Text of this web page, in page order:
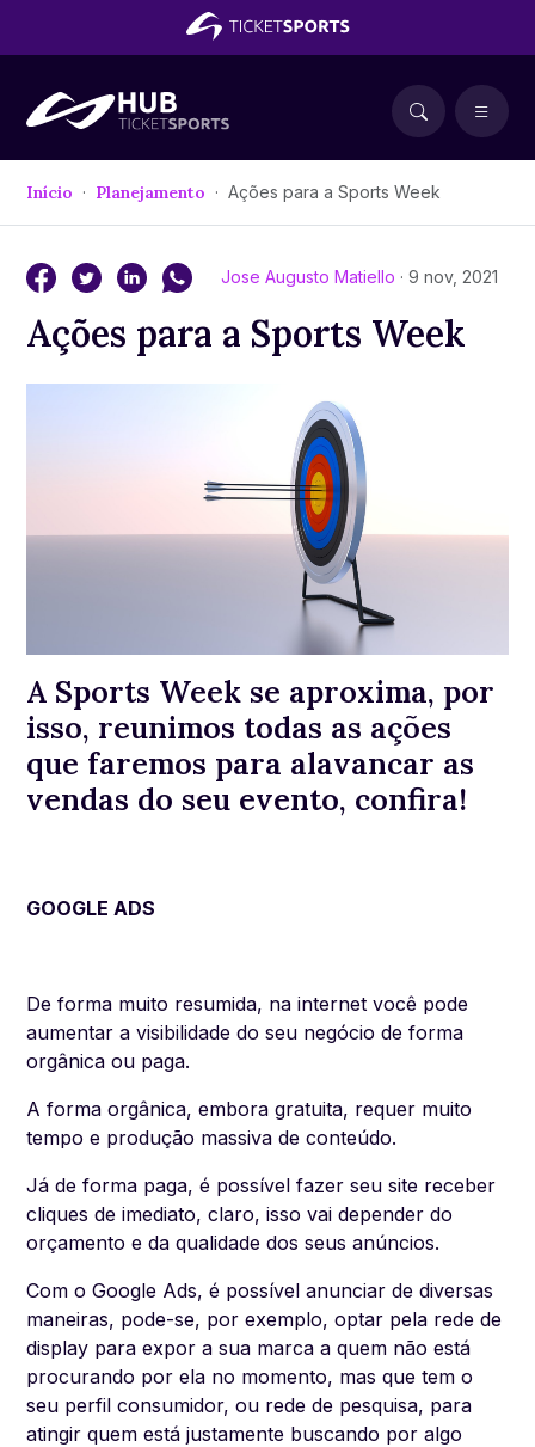
Início Planejamento Ações para a Sports Week
Jose Augusto Matiello · 9 nov, 2021
Ações para a Sports Week
A Sports Week se aproxima, por
isso, reunimos todas as ações
que faremos para alavancar as
vendas do seu evento, confira!
GOOGLE ADS
De forma muito resumida, na internet você pode
aumentar a visibilidade do seu negócio de forma
orgânica ou paga.
A forma orgânica, embora gratuita, requer muito
tempo e produção massiva de conteúdo.
Já de forma paga, é possível fazer seu site receber
cliques de imediato, claro, isso vai depender do
orçamento e da qualidade dos seus anúncios.
Com o Google Ads, é possível anunciar de diversas
maneiras, pode-se, por exemplo, optar pela rede de
display para expor a sua marca a quem não está
procurando por ela no momento, mas que tem o
seu perfil consumidor, ou rede de pesquisa, para
atingir quem está justamente buscando por algo